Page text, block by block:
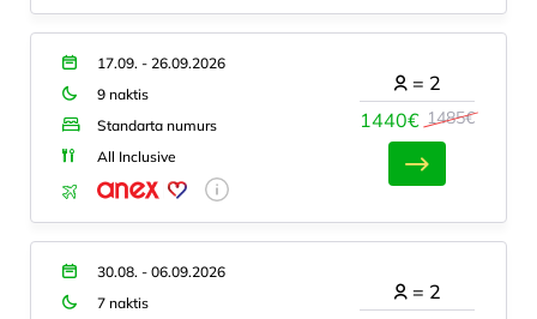
17.09. - 26.09.2026
9 naktis
Standarta numurs
All Inclusive
1440€ 1485€
= 2
30.08. - 06.09.2026
7 naktis
= 2